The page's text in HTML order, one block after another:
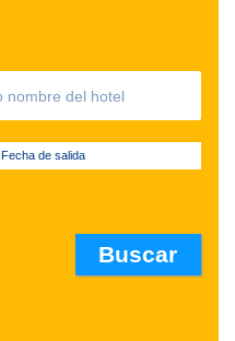
Fecha de salida